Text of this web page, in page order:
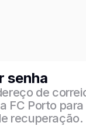
senha
de
FC Porto
recuperação.